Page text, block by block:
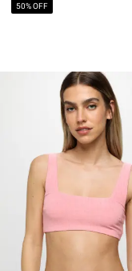
50% OFF